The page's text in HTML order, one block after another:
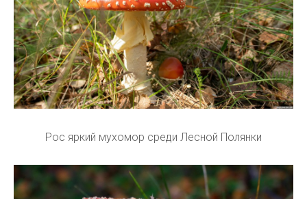
Рос яркий мухомор среди Лесной Полянки